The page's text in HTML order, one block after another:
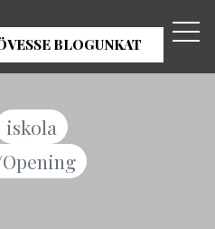
BLOGUNKAT
iskola